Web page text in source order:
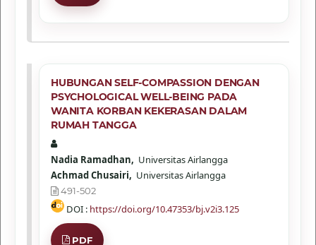
HUBUNGAN SELF-COMPASSION DENGAN
PSYCHOLOGICAL WELL-BEING PADA
WANITA KORBAN KEKERASAN DALAM
RUMAH TANGGA
Nadia Ramadhan, Universitas Airlangga
Achmad Chusairi, Universitas Airlangga
491-502
DOI : https://doi.org/10.47353/bj.v2i3.125
PDF